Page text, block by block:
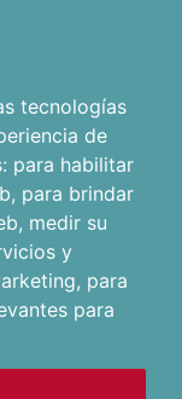
tecnologías
de
para habilitar
, para brindar
, medir su
y
, para
para